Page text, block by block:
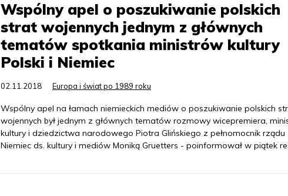
Wspólny apel o poszukiwanie polskich
strat wojennych jednym z głównych
tematów spotkania ministrów kultury
Polski i Niemiec
02.11.2018 Europa i świat po 1989 roku
Wspólny apel na łamach niemieckich mediów o poszukiwanie polskich
wojennych był jednym z głównych tematów rozmowy wicepremiera,
kultury i dziedzictwa narodowego Piotra Glińskiego z pełnomocnik rządu
Niemiec ds. kultury i mediów Moniką Gruetters - poinformował w piątek